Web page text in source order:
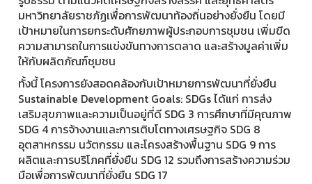
มหาวิทยาลัยราชภัฏเพื่อการพัฒนาท้องถิ่นอย่างยั่งยืน โดยมี
เป้าหมายในการยกระดับศักยภาพผู้ประกอบการชุมชน เพิ่มขีด
ความสามารถในการแข่งขันทางการตลาด และสร้างมูลค่าเพิ่ม
ให้กับผลิตภัณฑ์ชุมชน
ทั้งนี้ โครงการยังสอดคล้องกับเป้าหมายการพัฒนาที่ยั่งยืน
Sustainable Development Goals: SDGs ได้แก่ การส่ง
เสริมสุขภาพและความเป็นอยู่ที่ดี SDG 3 การศึกษาที่มีคุณภาพ
SDG 4 การจ้างงานและการเติบโตทางเศรษฐกิจ SDG 8
อุตสาหกรรม นวัตกรรม และโครงสร้างพื้นฐาน SDG 9 การ
ผลิตและการบริโภคที่ยั่งยืน SDG 12 รวมถึงการสร้างความร่วม
มือเพื่อการพัฒนาที่ยั่งยืน SDG 17